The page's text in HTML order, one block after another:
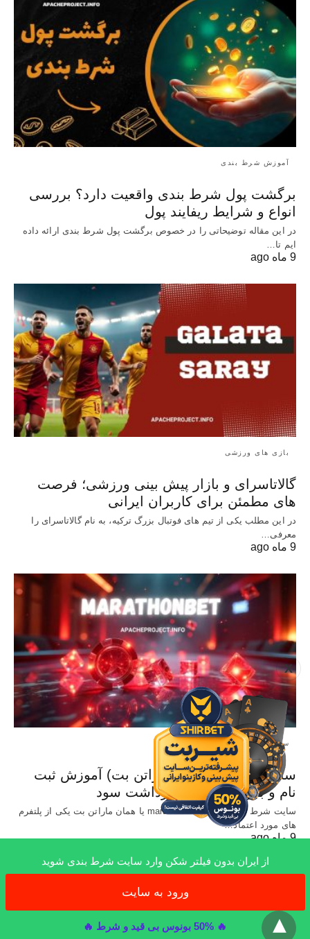
X
آموزش شرط بندی
برگشت پول شرط بندی واقعیت دارد؟ بررسی
انواع و شرایط ریفایند پول
در این مقاله توضیحاتی را در خصوص برگشت پول شرط بندی ارائه داده
ایم تا…
9 ماه ago
بازی های ورزشی
گالاتاسرای و بازار پیش‌ بینی ورزشی؛ فرصت‌
های مطمئن برای کاربران ایرانی
در این مطلب یکی از تیم های فوتبال بزرگ ترکیه، به نام گالاتاسرای را
معرفی…
9 ماه ago
سایت معتبر شرط بندی
سایت Marathonbet (ماراتن بت) آموزش ثبت
نام و بررسی شرایط برداشت سود
سایت شرط بندی خارجی marathonbet یا همان ماراتن بت یکی از پلتفرم
های مورد اعتماد…
9 ماه ago
All Rights Reserved
از ایران بدون فیلتر شکن وارد سایت شرط بندی شوید
ورود به سایت
🔥 50% بونوس بی قید و شرط 🔥